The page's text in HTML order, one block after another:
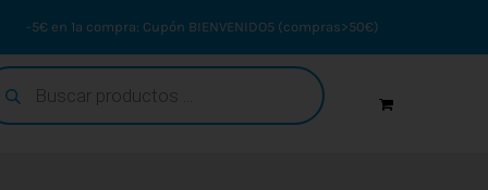
-5€ en 1ª compra: Cupón BIENVENIDO5 (compras>50€)